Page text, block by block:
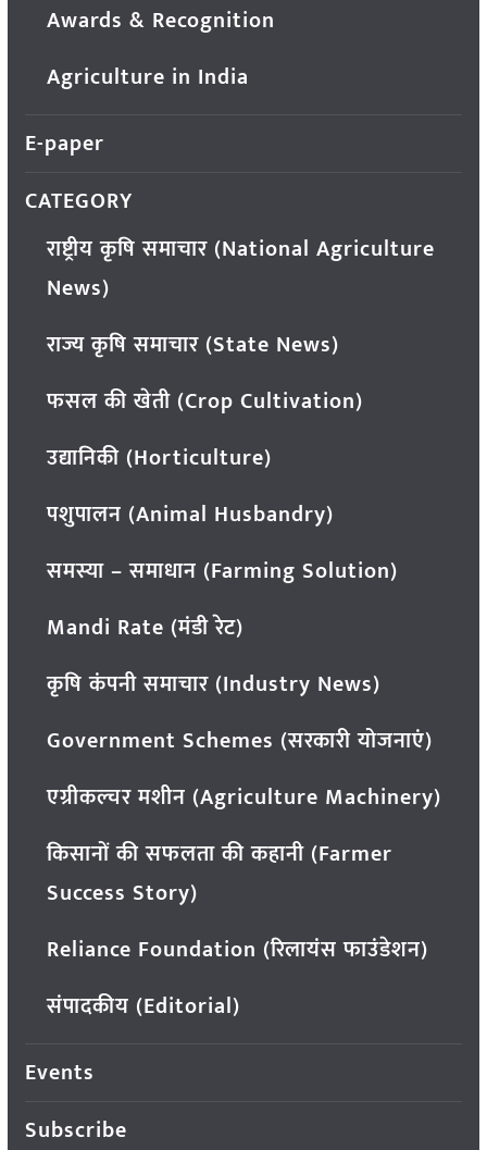
Awards & Recognition
Agriculture in India
E-paper
CATEGORY
राष्ट्रीय कृषि समाचार (National Agriculture
News)
राज्य कृषि समाचार (State News)
फसल की खेती (Crop Cultivation)
उद्यानिकी (Horticulture)
पशुपालन (Animal Husbandry)
समस्या – समाधान (Farming Solution)
Mandi Rate (मंडी रेट)
कृषि कंपनी समाचार (Industry News)
Government Schemes (सरकारी योजनाएं)
एग्रीकल्चर मशीन (Agriculture Machinery)
किसानों की सफलता की कहानी (Farmer
Success Story)
Reliance Foundation (रिलायंस फाउंडेशन)
संपादकीय (Editorial)
Events
Subscribe